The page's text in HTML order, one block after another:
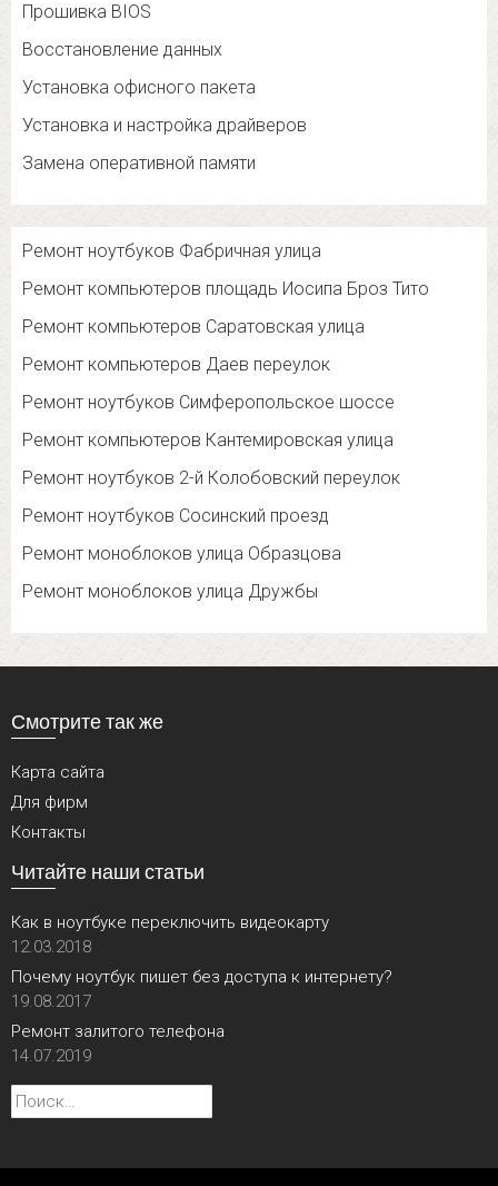
Прошивка BIOS
Восстановление данных
Установка офисного пакета
Установка и настройка драйверов
Замена оперативной памяти
Ремонт ноутбуков Фабричная улица
Ремонт компьютеров площадь Иосипа Броз Тито
Ремонт компьютеров Саратовская улица
Ремонт компьютеров Даев переулок
Ремонт ноутбуков Симферопольское шоссе
Ремонт компьютеров Кантемировская улица
Ремонт ноутбуков 2-й Колобовский переулок
Ремонт ноутбуков Сосинский проезд
Ремонт моноблоков улица Образцова
Ремонт моноблоков улица Дружбы
Смотрите так же
Карта сайта
Для фирм
Контакты
Читайте наши статьи
Как в ноутбуке переключить видеокарту
12.03.2018
Почему ноутбук пишет без доступа к интернету?
19.08.2017
Ремонт залитого телефона
14.07.2019
Найти: